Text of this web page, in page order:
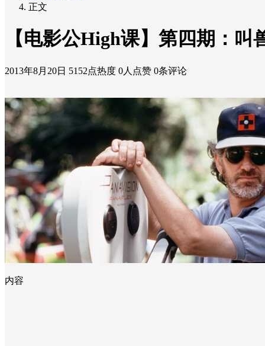
正文
【电影公High课】第四期：
2013年8月20日 5152点热度 0人点赞 0条评论
内容